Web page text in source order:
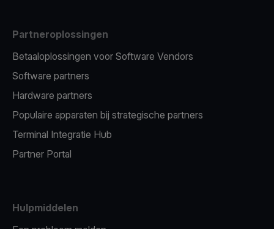
Partneroplossingen
Betaaloplossingen voor Software Vendors
Software partners
Hardware partners
Populaire apparaten bij strategische partners
Terminal Integratie Hub
Partner Portal
Hulpmiddelen